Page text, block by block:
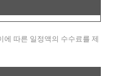
에 따른 일정액의 수수료를 제